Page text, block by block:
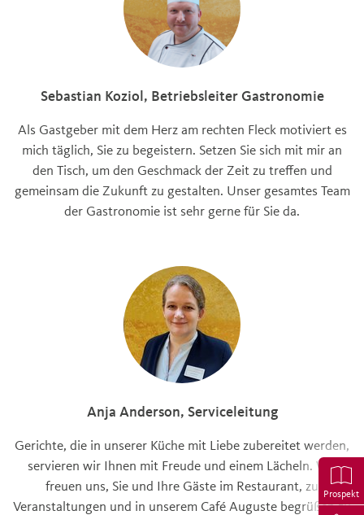
Prospekt
Sebastian Koziol, Betriebsleiter Gastronomie
Als Gastgeber mit dem Herz am rechten Fleck motiviert es
mich täglich, Sie zu begeistern. Setzen Sie sich mit mir an
den Tisch, um den Geschmack der Zeit zu treffen und
gemeinsam die Zukunft zu gestalten. Unser gesamtes Team
der Gastronomie ist sehr gerne für Sie da.
Anja Anderson, Serviceleitung
Gerichte, die in unserer Küche mit Liebe zubereitet werden,
servieren wir Ihnen mit Freude und einem Lächeln. Wir
freuen uns, Sie und Ihre Gäste im Restaurant, zu
Veranstaltungen und in unserem Café Auguste begrüßen zu